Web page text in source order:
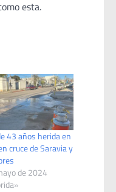
esta.
43 años herida en
cruce de Saravia y
de 2024